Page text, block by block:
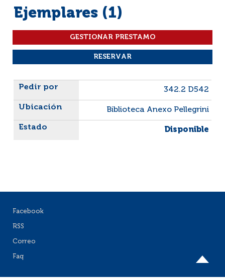
Ejemplares (1)
Liste des exemplaires
342.2 D542
Biblioteca Anexo Pellegrini
Disponible
Facebook
RSS
Correo
Faq